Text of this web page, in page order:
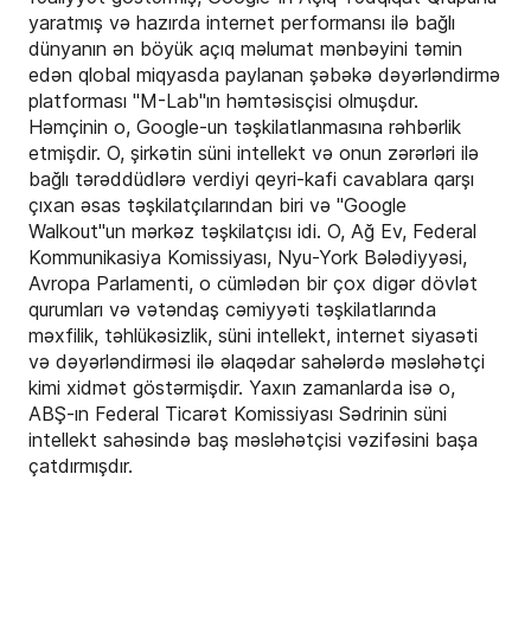
yaratmış və hazırda internet performansı ilə bağlı
dünyanın ən böyük açıq məlumat mənbəyini təmin
edən qlobal miqyasda paylanan şəbəkə dəyərləndirmə
platforması "M-Lab"ın həmtəsisçisi olmuşdur.
Həmçinin o, Google-un təşkilatlanmasına rəhbərlik
etmişdir. O, şirkətin süni intellekt və onun zərərləri ilə
bağlı tərəddüdlərə verdiyi qeyri-kafi cavablara qarşı
çıxan əsas təşkilatçılarından biri və "Google
Walkout"un mərkəz təşkilatçısı idi. O, Ağ Ev, Federal
Kommunikasiya Komissiyası, Nyu-York Bələdiyyəsi,
Avropa Parlamenti, o cümlədən bir çox digər dövlət
qurumları və vətəndaş cəmiyyəti təşkilatlarında
məxfilik, təhlükəsizlik, süni intellekt, internet siyasəti
və dəyərləndirməsi ilə əlaqədar sahələrdə məsləhətçi
kimi xidmət göstərmişdir. Yaxın zamanlarda isə o,
ABŞ-ın Federal Ticarət Komissiyası Sədrinin süni
intellekt sahəsində baş məsləhətçisi vəzifəsini başa
çatdırmışdır.